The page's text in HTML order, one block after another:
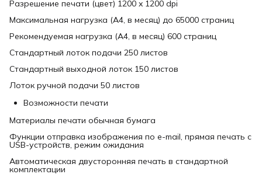
Разрешение печати (цвет) 1200 x 1200 dpi
Максимальная нагрузка (А4, в месяц) до 65000 страниц
Рекомендуемая нагрузка (А4, в месяц) 600 страниц
Стандартный лоток подачи 250 листов
Стандартный выходной лоток 150 листов
Лоток ручной подачи 50 листов
Возможности печати
Материалы печати обычная бумага
Функции отправка изображения по e-mail, прямая печать с
USB-устройств, режим ожидания
Автоматическая двусторонняя печать в стандартной
комплектации